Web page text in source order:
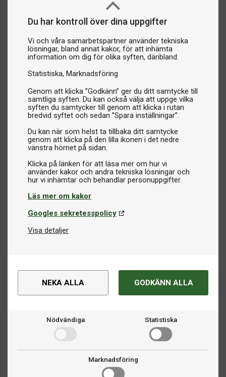
Du har kontroll över dina uppgifter
Vi och våra samarbetspartner använder tekniska
lösningar, bland annat kakor, för att inhämta
information om dig för olika syften, däribland:
Statistiska Marknadsföring
Genom att klicka ”Godkänn” ger du ditt samtycke till
samtliga syften. Du kan också välja att uppge vilka
syften du samtycker till genom att klicka i rutan
bredvid syftet och sedan ”Spara inställningar”.
Du kan när som helst ta tillbaka ditt samtycke
genom att klicka på den lilla ikonen i det nedre
vänstra hörnet på sidan.
Klicka på länken för att läsa mer om hur vi
använder kakor och andra tekniska lösningar och
Läs mer om kakor
Googles sekretesspolicy
Visa detaljer
NEKA ALLA GODKÄNN ALLA
Nödvändiga Statistiska
Marknadsföring